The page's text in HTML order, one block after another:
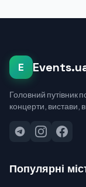
E
Головний путівник
концерти, вистави,
Популярні